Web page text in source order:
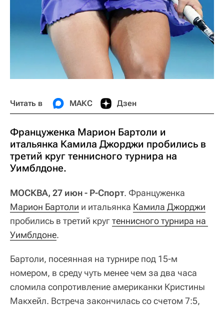
Читать в МАКС Дзен
Француженка Марион Бартоли и
итальянка Камила Джорджи пробились в
третий круг теннисного турнира на
Уимблдоне.
МОСКВА, 27 июн - Р-Спорт. Француженка
Марион Бартоли и итальянка Камила Джорджи
пробились в третий кругтеннисного турнира на
Уимблдоне.
Бартоли, посеянная на турнире под 15-м
номером, в среду чуть менее чем за два часа
сломила сопротивление американки Кристины
Макхейл. Встреча закончилась со счетом 7:5,